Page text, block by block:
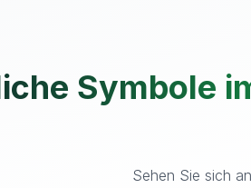
Symbole
Sehen Sie sich